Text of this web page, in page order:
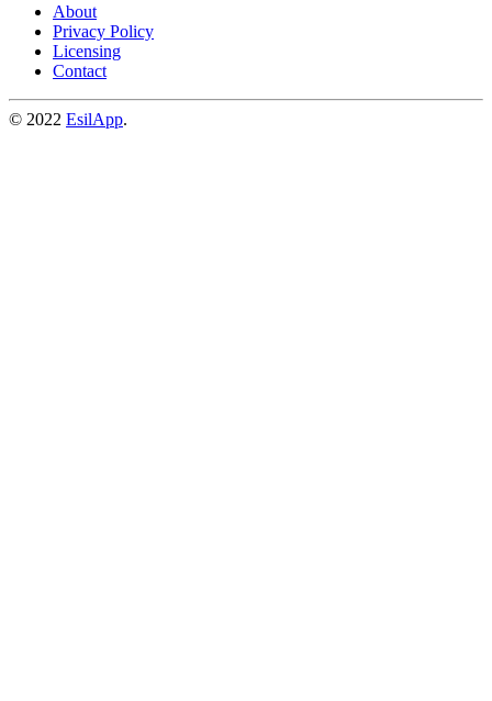
About
Privacy Policy
Licensing
Contact
© 2022 EsilApp.